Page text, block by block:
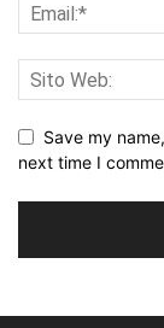
Save my
next time I